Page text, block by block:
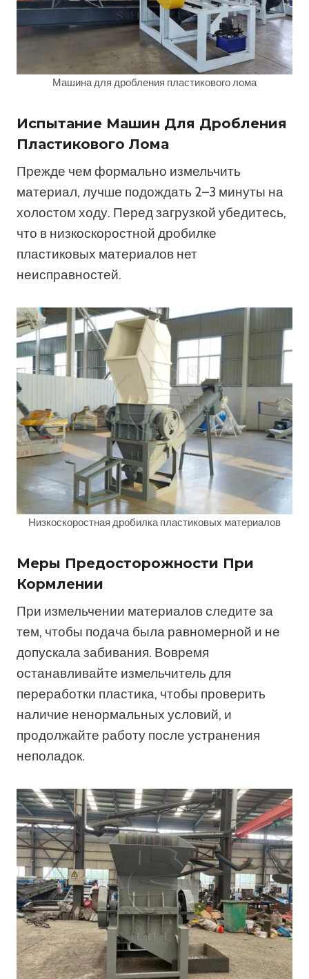
Машина для дробления пластикового лома
Испытание Машин Для Дробления
Пластикового Лома
Прежде чем формально измельчить
материал, лучше подождать 2–3 минуты на
холостом ходу. Перед загрузкой убедитесь,
что в низкоскоростной дробилке
пластиковых материалов нет
неисправностей.
Низкоскоростная дробилка пластиковых материалов
Меры Предосторожности При
Кормлении
При измельчении материалов следите за
тем, чтобы подача была равномерной и не
допускала забивания. Вовремя
останавливайте измельчитель для
переработки пластика, чтобы проверить
наличие ненормальных условий, и
продолжайте работу после устранения
неполадок.